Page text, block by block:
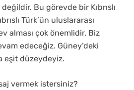
Bu görevde bir Kıbrıslı
Türk’ün uluslararası
alması çok önemlidir. Biz
edeceğiz. Güney’deki
eşit düzeydeyiz.
vermek istersiniz?